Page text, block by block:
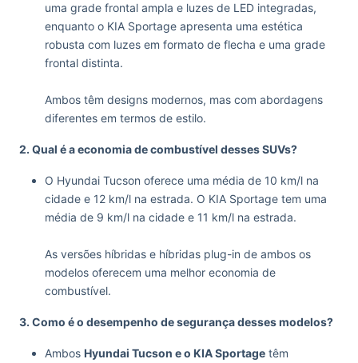
uma grade frontal ampla e luzes de LED integradas,
enquanto o KIA Sportage apresenta uma estética
robusta com luzes em formato de flecha e uma grade
frontal distinta.
Ambos têm designs modernos, mas com abordagens
diferentes em termos de estilo.
2. Qual é a economia de combustível desses SUVs?
O Hyundai Tucson oferece uma média de 10 km/l na
cidade e 12 km/l na estrada. O KIA Sportage tem uma
média de 9 km/l na cidade e 11 km/l na estrada.
As versões híbridas e híbridas plug-in de ambos os
modelos oferecem uma melhor economia de
combustível.
3. Como é o desempenho de segurança desses modelos?
Ambos Hyundai Tucson e o KIA Sportage têm